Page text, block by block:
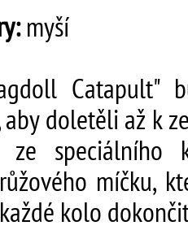
myší
Catapult"
aby doletěli až k
ze speciálního
míčku,
kolo